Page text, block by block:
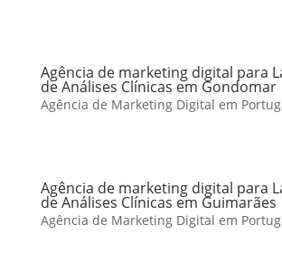
Agência de marketing digital para
de Análises Clínicas em Gondomar
Agência de Marketing Digital em
Agência de marketing digital para
de Análises Clínicas em Guimarães
Agência de Marketing Digital em